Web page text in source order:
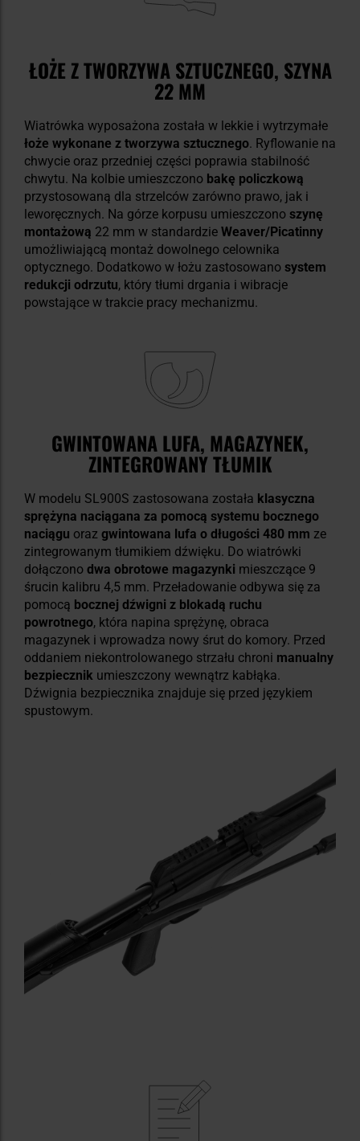
ŁOŻE Z TWORZYWA SZTUCZNEGO, SZYNA
22 MM
Wiatrówka wyposażona została w lekkie i wytrzymałe
łoże wykonane z tworzywa sztucznego. Ryflowanie na
chwycie oraz przedniej części poprawia stabilność
chwytu. Na kolbie umieszczono bakę policzkową
przystosowaną dla strzelców zarówno prawo, jak i
leworęcznych. Na górze korpusu umieszczono szynę
montażową 22 mm w standardzie Weaver/Picatinny
umożliwiającą montaż dowolnego celownika
optycznego. Dodatkowo w łożu zastosowano system
redukcji odrzutu, który tłumi drgania i wibracje
powstające w trakcie pracy mechanizmu.
GWINTOWANA LUFA, MAGAZYNEK,
ZINTEGROWANY TŁUMIK
W modelu SL900S zastosowana została klasyczna
sprężyna naciągana za pomocą systemu bocznego
naciągu oraz gwintowana lufa o długości 480 mm ze
zintegrowanym tłumikiem dźwięku. Do wiatrówki
dołączono dwa obrotowe magazynki mieszczące 9
śrucin kalibru 4,5 mm. Przeładowanie odbywa się za
pomocą bocznej dźwigni z blokadą ruchu
powrotnego, która napina sprężynę, obraca
magazynek i wprowadza nowy śrut do komory. Przed
oddaniem niekontrolowanego strzału chroni manualny
bezpiecznik umieszczony wewnątrz kabłąka.
Dźwignia bezpiecznika znajduje się przed językiem
spustowym.